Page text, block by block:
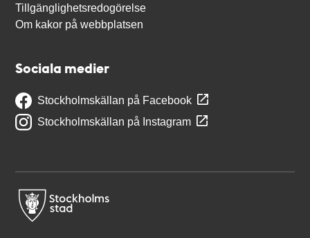
Tillgänglighetsredogörelse
Om kakor på webbplatsen
Sociala medier
Stockholmskällan på Facebook
Stockholmskällan på Instagram